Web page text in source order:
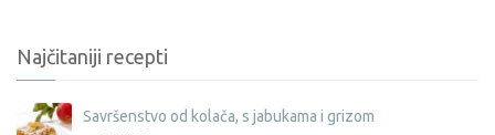
Najčitaniji recepti
Savršenstvo od kolača, s jabukama i grizom